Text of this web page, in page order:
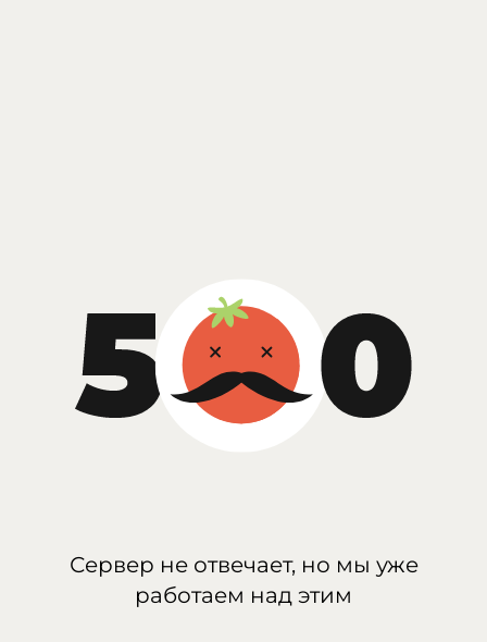
Сервер не отвечает, но мы уже
работаем над этим